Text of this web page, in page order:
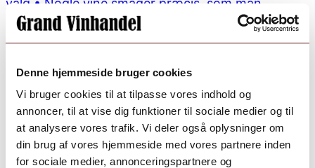
Denne hjemmeside bruger cookies
Vi bruger cookies til at tilpasse vores indhold og
annoncer, til at vise dig funktioner til sociale medier og til
at analysere vores trafik. Vi deler også oplysninger om
din brug af vores hjemmeside med vores partnere inden
for sociale medier, annonceringspartnere og